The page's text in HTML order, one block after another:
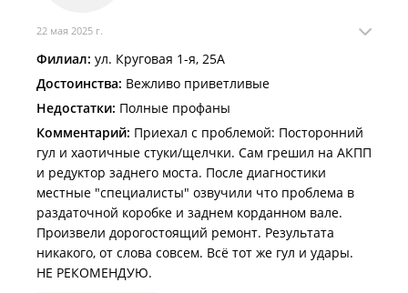
22 мая 2025 г.
Филиал: ул. Круговая 1-я, 25А
Достоинства: Вежливо приветливые
Недостатки: Полные профаны
Комментарий: Приехал с проблемой: Посторонний
гул и хаотичные стуки/щелчки. Сам грешил на АКПП
и редуктор заднего моста. После диагностики
местные "специалисты" озвучили что проблема в
раздаточной коробке и заднем корданном вале.
Произвели дорогостоящий ремонт. Результата
никакого, от слова совсем. Всё тот же гул и удары.
НЕ РЕКОМЕНДУЮ.